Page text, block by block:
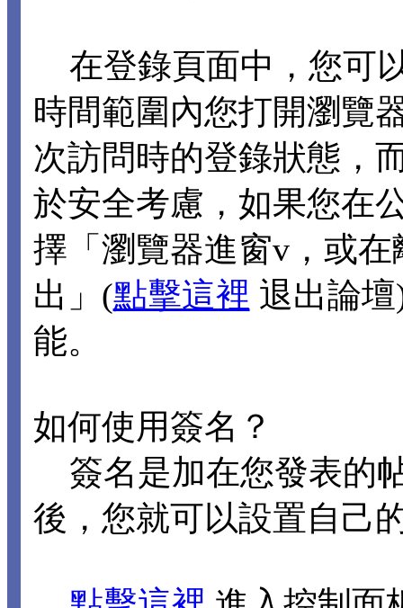
在登錄頁面中，您可
時間範圍內您打開瀏覽
次訪問時的登錄狀態，
於安全考慮，如果您在
擇「瀏覽器進窗v，或
出」(點擊這裡 退出論
能。
如何使用簽名？
簽名是加在您發表的
後，您就可以設置自己